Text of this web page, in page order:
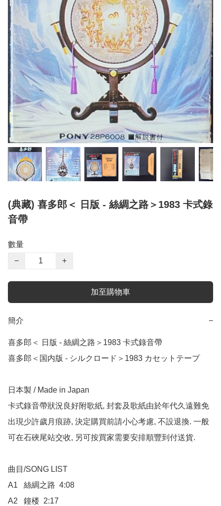
(典藏) 喜多郎＜ 日版 - 絲綢之路＞1983 卡式錄
音帶
數量
−
+
加至購物車
簡介 −
喜多郎＜ 日版 - 絲綢之路＞1983 卡式錄音帶
喜多郎＜国内版 - シルクロード＞1983 カセットテープ
日本製 / Made in Japan
卡式錄音帶狀況良好附歌紙, 封套及歌紙由於年代久遠難免
出現少許歲月痕跡, 決定購買前請小心考慮, 不設退換. 一般
可在石硤尾站交收, 另可按買家需要安排順豐到付送貨.
曲目/SONG LIST
A1	絲綢之路  4:08
A2	鐘楼  2:17